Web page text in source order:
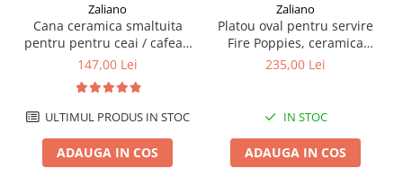
Zaliano
Cana ceramica smaltuita
pentru pentru ceai / cafea /
vin fiert Fire Poppies, in
manual, 320 ml
147,00 Lei
ULTIMUL PRODUS IN STOC
ADAUGA IN COS
Zaliano
Platou oval pentru servire
Fire Poppies, ceramica
smaltuita, pictat manual,
235,00 Lei
IN STOC
ADAUGA IN COS